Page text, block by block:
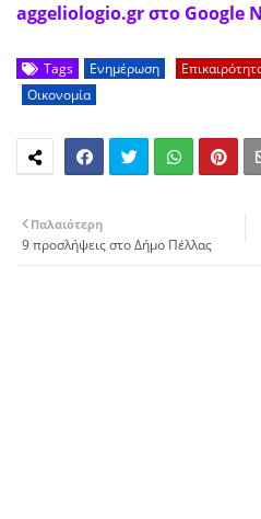
aggeliologio.gr στο Google
Tags Ενημέρωση
Οικονομία
Παλαιότερη
9 προσλήψεις στο Δήμο Πέλλας